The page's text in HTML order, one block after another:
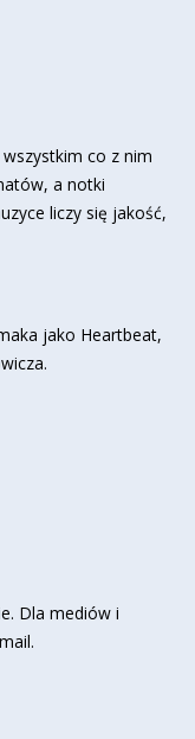
co z nim
a notki
liczy się jakość,
jako Heartbeat,
. Dla mediów i